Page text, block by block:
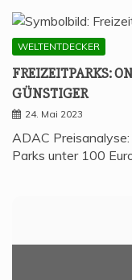
WELTENTDECKER
FREI­ZEIT­PARKS:
GÜNSTIGER
24. Mai 2023
ADAC
Parks unter 100